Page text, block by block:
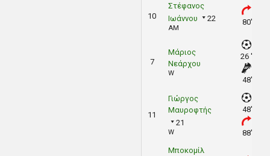
10
Στέφανος
Ιωάννου
22
AM
80'
7
Μάριος
Νεάρχου
W
26 '
48'
11
Γιώργος
Μαυροφτής
21
W
48'
88'
Μποκομίλ